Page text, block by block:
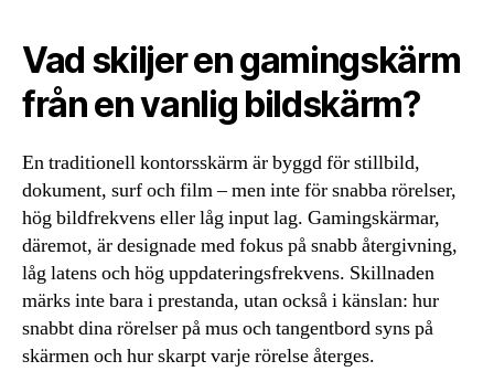
Vad skiljer en gamingskärm
från en vanlig bildskärm?
En traditionell kontorsskärm är byggd för stillbild,
dokument, surf och film – men inte för snabba rörelser,
hög bildfrekvens eller låg input lag. Gamingskärmar,
däremot, är designade med fokus på snabb återgivning,
låg latens och hög uppdateringsfrekvens. Skillnaden
märks inte bara i prestanda, utan också i känslan: hur
snabbt dina rörelser på mus och tangentbord syns på
skärmen och hur skarpt varje rörelse återges.